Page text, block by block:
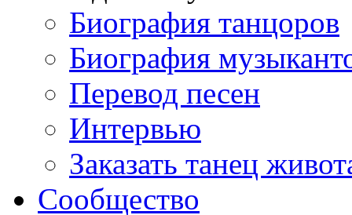
Биография танцоров
Биография
Перевод песен
Интервью
Заказать танец
Сообщество